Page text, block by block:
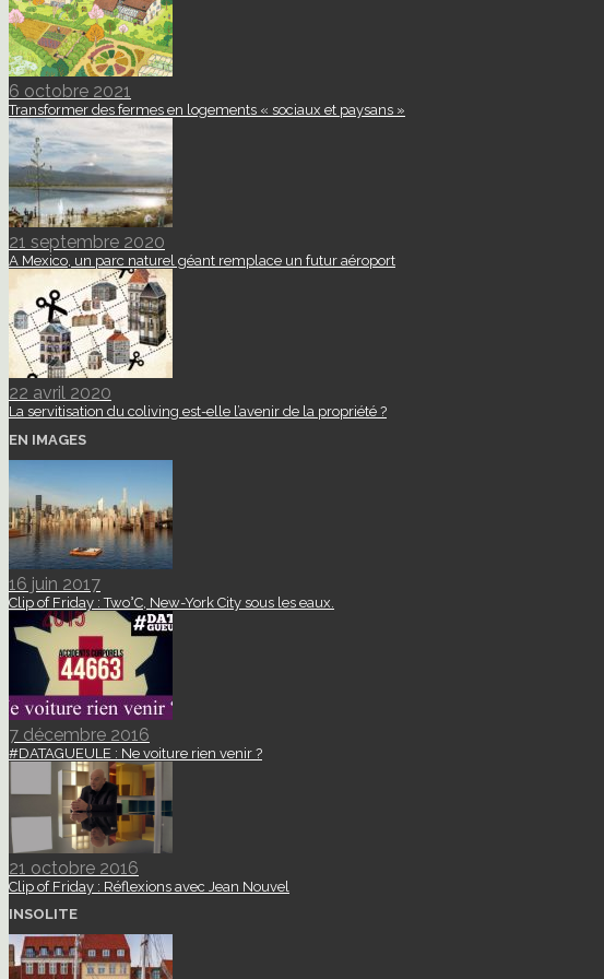
6 octobre 2021
Transformer des fermes en logements « sociaux et paysans »
21 septembre 2020
A Mexico, un parc naturel géant remplace un futur aéroport
22 avril 2020
La servitisation du coliving est-elle l’avenir de la propriété ?
EN IMAGES
16 juin 2017
Clip of Friday : Two°C, New-York City sous les eaux.
7 décembre 2016
#DATAGUEULE : Ne voiture rien venir ?
21 octobre 2016
Clip of Friday : Réflexions avec Jean Nouvel
INSOLITE